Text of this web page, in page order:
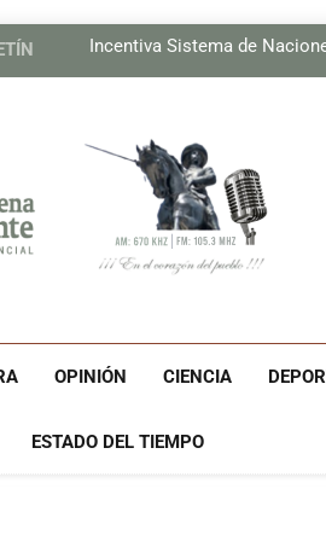
Incentiva Sistema de
Incentiva Sistema de
Tres cubanos ya
OPINIÓN CIENCIA
ESTADO DEL TIEMPO